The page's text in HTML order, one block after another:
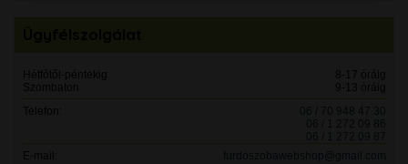
Hétfőtől-péntekig
8-17 óráig
Szombaton
9-13 óráig
Telefon:
06 / 70 948 47 30
06 / 1 272 09 86
06 / 1 272 09 87
furdoszobawebshop@gmail.com